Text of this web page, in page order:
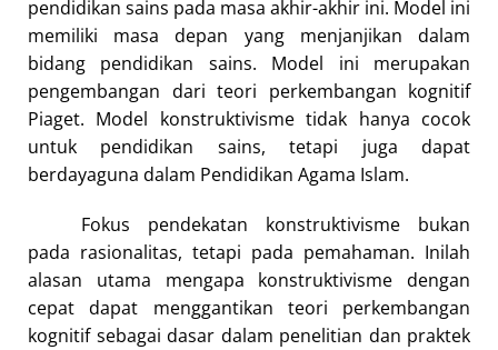
pendidikan sains pada masa akhir-akhir ini. Model ini
memiliki masa depan yang menjanjikan dalam
bidang pendidikan sains. Model ini merupakan
pengembangan dari teori perkembangan kognitif
Piaget. Model konstruktivisme tidak hanya cocok
untuk pendidikan sains, tetapi juga dapat
berdayaguna dalam Pendidikan Agama Islam.
Fokus pendekatan konstruktivisme bukan
pada rasionalitas, tetapi pada pemahaman. Inilah
alasan utama mengapa konstruktivisme dengan
cepat dapat menggantikan teori perkembangan
kognitif sebagai dasar dalam penelitian dan praktek